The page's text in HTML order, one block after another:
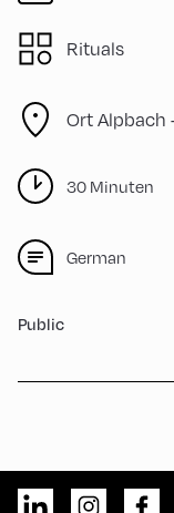
Rituals
Ort Alpbach
30 Minuten
German
Public